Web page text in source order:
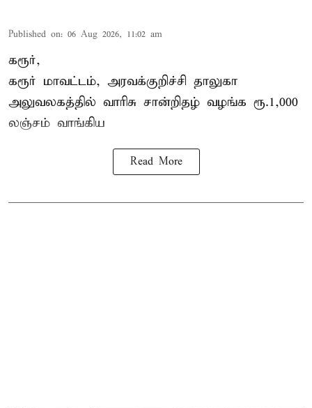
Published on: 06 Aug 2026, 11:02 am
கரூர்,
கரூர் மாவட்டம், அரவக்குறிச்சி தாலுகா
அலுவலகத்தில் வாரிசு சான்றிதழ் வழங்க ரூ.1,000
லஞ்சம் வாங்கிய
Read More